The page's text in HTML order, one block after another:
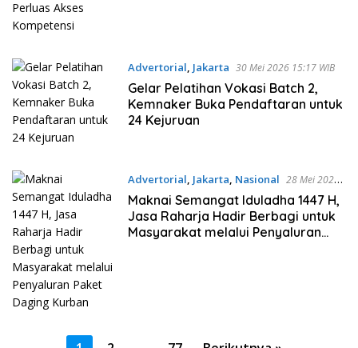
Advertorial, Jakarta 30 Mei 2026 15:17 WIB
Gelar Pelatihan Vokasi Batch 2,
Kemnaker Buka Pendaftaran untuk
24 Kejuruan
Advertorial, Jakarta, Nasional 28 Mei 2026
17:42 WIB
Maknai Semangat Iduladha 1447 H,
Jasa Raharja Hadir Berbagi untuk
Masyarakat melalui Penyaluran